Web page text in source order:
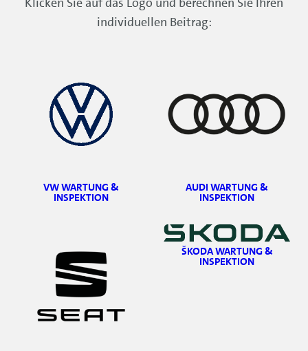
individuellen Beitrag:
VW WARTUNG &
INSPEKTION
AUDI WARTUNG &
INSPEKTION
ŠKODA WARTUNG &
INSPEKTION